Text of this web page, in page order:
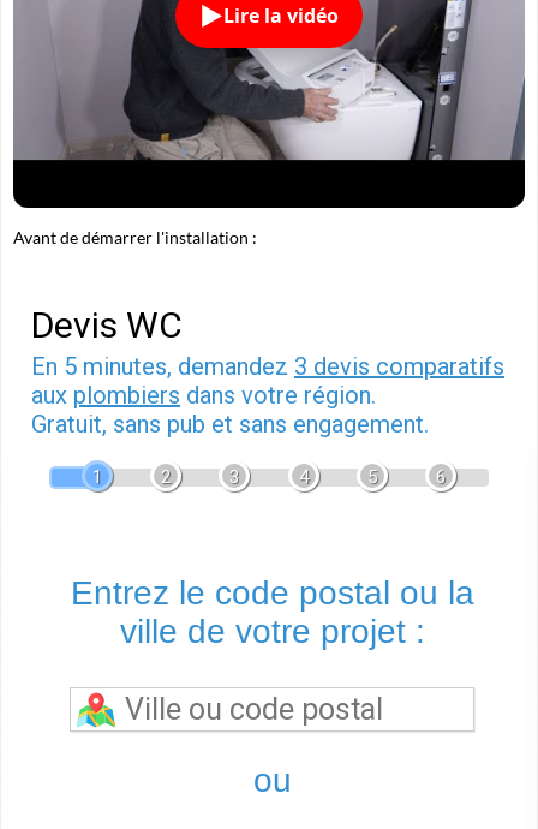
Lire la vidéo
Avant de démarrer l'installation :
Devis WC
En 5 minutes, demandez 3 devis comparatifs
aux plombiers dans votre région.
Gratuit, sans pub et sans engagement.
1 2 3 4 5 6
Entrez le code postal ou la
ville de votre projet :
ou